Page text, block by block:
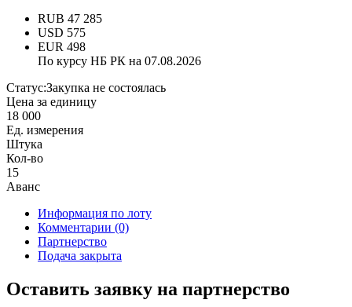
RUB 47 285
USD 575
EUR 498
По курсу НБ РК на 07.08.2026
Статус:Закупка не состоялась
Цена за единицу
18 000
Ед. измерения
Штука
Кол-во
15
Аванс
Информация по лоту
Комментарии (0)
Партнерство
Подача закрыта
Оставить заявку на партнерство